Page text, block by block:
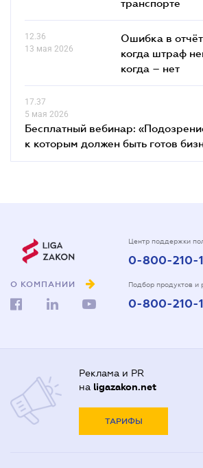
транспорте
12.36
13 мая 2026
Ошибка в
когда штраф
когда – нет
17.37
5 мая 2026
Бесплатный вебинар:
к которым должен быть готов
О КОМПАНИИ
Центр поддержки
0-800-210-
Подбор продуктов и
0-800-210-
Реклама и PR
на ligazakon.net
ТАРИФЫ